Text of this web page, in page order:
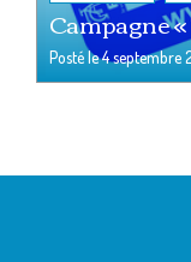
Campagne
Posté le4 septembre